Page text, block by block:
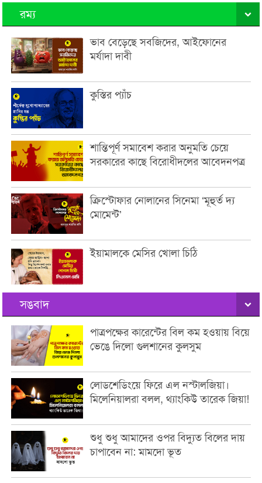
রম্য
ভাব বেড়েছে সবজিদের, আইফোনের
মর্যাদা দাবী
কুস্তির প্যাঁচ
শান্তিপূর্ণ সমাবেশ করার অনুমতি চেয়ে
সরকারের কাছে বিরোধীদলের আবেদনপত্র
ক্রিস্টোফার নোলানের সিনেমা ‘মূহুর্ত দ্য
মোমেন্ট’
ইয়ামালকে মেসির খোলা চিঠি
সঙবাদ
পাত্রপক্ষের কারেন্টের বিল কম হওয়ায় বিয়ে
ভেঙে দিলো গুলশানের কুলসুম
লোডশেডিংয়ে ফিরে এল নস্টালজিয়া।
মিলেনিয়ালরা বলল, থ্যাংকিউ তারেক জিয়া!
শুধু শুধু আমাদের ওপর বিদ্যুত বিলের দায়
চাপাবেন না: মামদো ভূত